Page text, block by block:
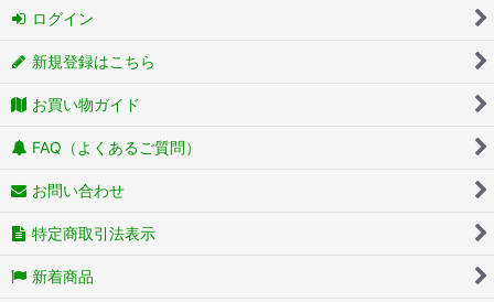
ログイン
新規登録はこちら
お買い物ガイド
FAQ（よくあるご質問）
お問い合わせ
特定商取引法表示
新着商品